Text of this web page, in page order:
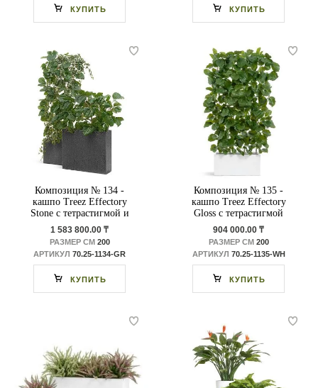
КУПИТЬ КУПИТЬ
Композиция № 134 -
кашпо Treez Effectory
Stone с тетрастигмой и
плющом
1 583 800.00 ₸
РАЗМЕР СМ 200
АРТИКУЛ 70.25-1134-GR
КУПИТЬ
Композиция № 135 -
кашпо Treez Effectory
Gloss с тетрастигмой
904 000.00 ₸
РАЗМЕР СМ 200
АРТИКУЛ 70.25-1135-WH
КУПИТЬ